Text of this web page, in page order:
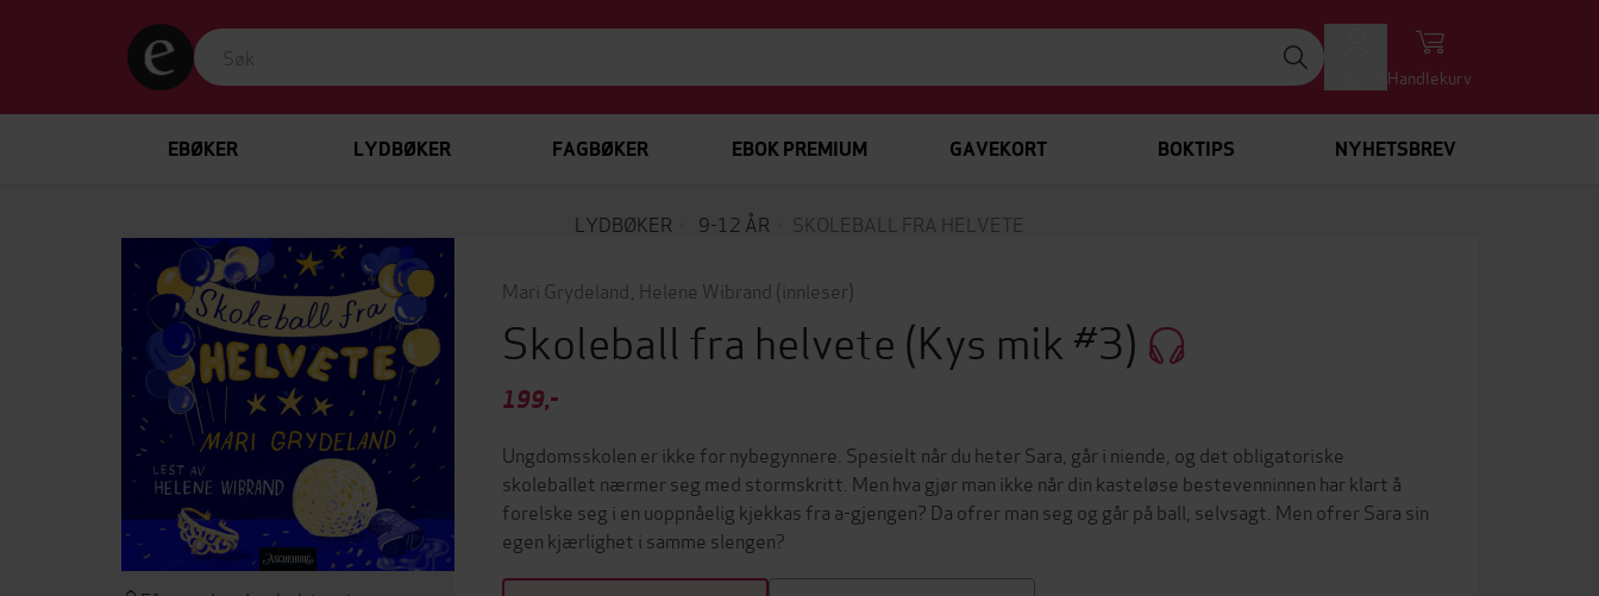
Handlekurv
EBØKER LYDBØKER FAGBØKER EBOK PREMIUM GAVEKORT BOKTIPS NYHETSBREV
LYDBØKER 9-12 ÅR SKOLEBALL FRA HELVETE
Mari Grydeland Helene Wibrand (innleser)
Skoleball fra helvete (Kys mik #3)
199,-
Ungdomsskolen er ikke for nybegynnere. Spesielt når du heter Sara, går i niende, og det obligatoriske
skoleballet nærmer seg med stormskritt. Men hva gjør man ikke når din kasteløse bestevenninnen har klart å
forelske seg i en uoppnåelig kjekkas fra a-gjengen? Da ofrer man seg og går på ball, selvsagt. Men ofrer Sara sin
egen kjærlighet i samme slengen?